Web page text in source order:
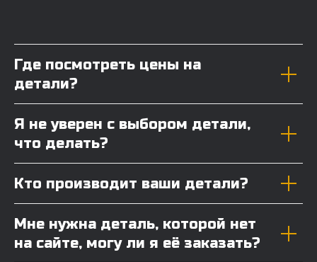
Где посмотреть цены на
детали?
Я не уверен с выбором детали,
что делать?
Кто производит ваши детали?
Мне нужна деталь, которой нет
на сайте, могу ли я её заказать?